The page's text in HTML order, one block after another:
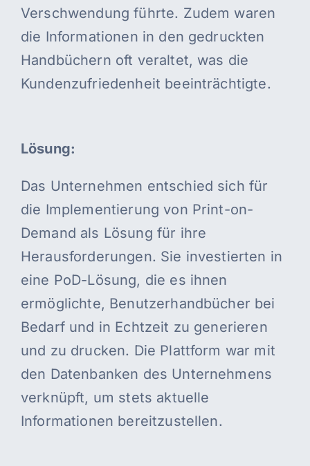
Verschwendung führte. Zudem waren
die Informationen in den gedruckten
Handbüchern oft veraltet, was die
Kundenzufriedenheit beeinträchtigte.
Lösung:
Das Unternehmen entschied sich für
die Implementierung von Print-on-
Demand als Lösung für ihre
Herausforderungen. Sie investierten in
eine PoD-Lösung, die es ihnen
ermöglichte, Benutzerhandbücher bei
Bedarf und in Echtzeit zu generieren
und zu drucken. Die Plattform war mit
den Datenbanken des Unternehmens
verknüpft, um stets aktuelle
Informationen bereitzustellen.